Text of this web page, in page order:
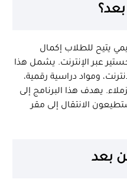
يتيح للطلاب إكمال
عبر الإنترنت. يشمل هذا
ومواد دراسية رقمية،
يهدف هذا البرنامج إلى
الانتقال إلى مقر
بعد